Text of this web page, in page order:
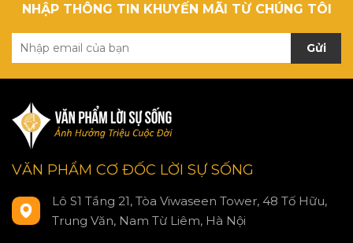
NHẬP THÔNG TIN KHUYẾN MÃI TỪ CHÚNG TÔI
Gửi
VĂN PHẨM CƠ ĐỐC LỜI SỰ SỐNG
Lô S1 Tầng 21, Tòa Viwaseen Tower, 48 Tố Hữu,
Trung Văn, Nam Từ Liêm, Hà Nội